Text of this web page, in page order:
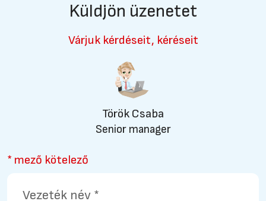
Küldjön üzenetet
Várjuk kérdéseit, kéréseit
Török Csaba
Senior manager
* mező kötelező